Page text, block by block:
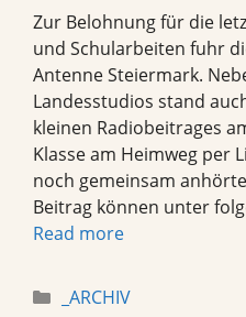
Zur Belohnung für die
und Schularbeiten fuhr
Antenne Steiermark.
Landesstudios stand
kleinen Radiobeitrages
Klasse am Heimweg per
noch gemeinsam
Beitrag können unter
Read more
Categories
_ARCHIV